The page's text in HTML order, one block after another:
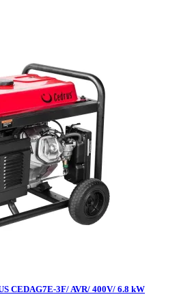
CEDAG7E-3F/ AVR/ 400V/ 6.8 kW